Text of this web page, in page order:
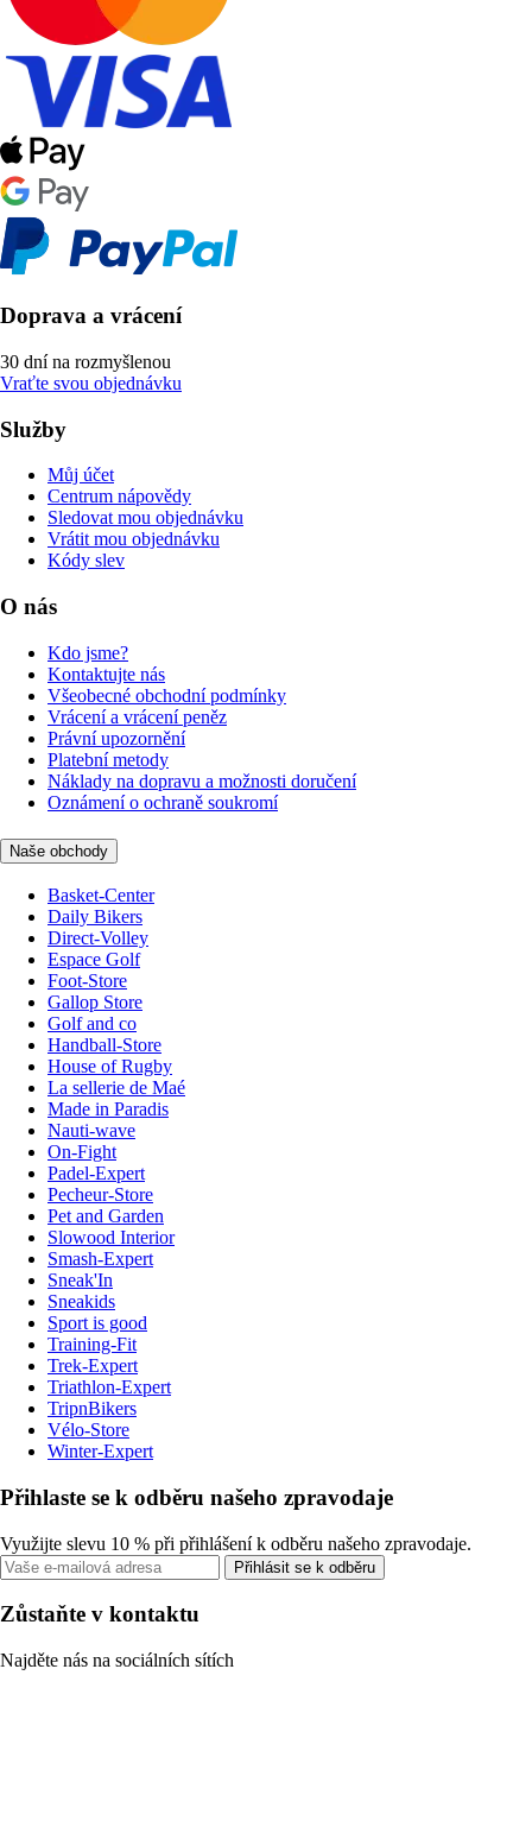
Doprava a vrácení
30 dní na rozmyšlenou
Vraťte svou objednávku
Služby
Můj účet
Centrum nápovědy
Sledovat mou objednávku
Vrátit mou objednávku
Kódy slev
O nás
Kdo jsme?
Kontaktujte nás
Všeobecné obchodní podmínky
Vrácení a vrácení peněz
Právní upozornění
Platební metody
Náklady na dopravu a možnosti doručení
Oznámení o ochraně soukromí
Naše obchody
Basket-Center
Daily Bikers
Direct-Volley
Espace Golf
Foot-Store
Gallop Store
Golf and co
Handball-Store
House of Rugby
La sellerie de Maé
Made in Paradis
Nauti-wave
On-Fight
Padel-Expert
Pecheur-Store
Pet and Garden
Slowood Interior
Smash-Expert
Sneak'In
Sneakids
Sport is good
Training-Fit
Trek-Expert
Triathlon-Expert
TripnBikers
Vélo-Store
Winter-Expert
Přihlaste se k odběru našeho zpravodaje
Využijte slevu 10 % při přihlášení k odběru našeho zpravodaje.
Přihlásit se k odběru
Zůstaňte v kontaktu
Najděte nás na sociálních sítích